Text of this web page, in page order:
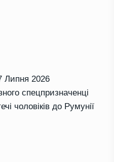
Липня 2026
спецпризначенці
чоловіків до Румунії